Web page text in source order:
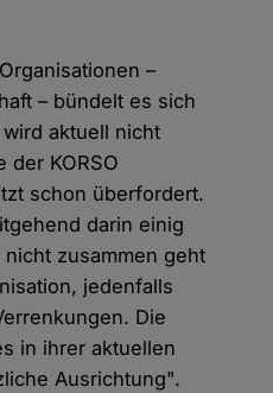
–
– bündelt es sich
aktuell nicht
der KORSO
schon überfordert.
darin einig
zusammen geht
jedenfalls
Die
in ihrer aktuellen
Ausrichtung".